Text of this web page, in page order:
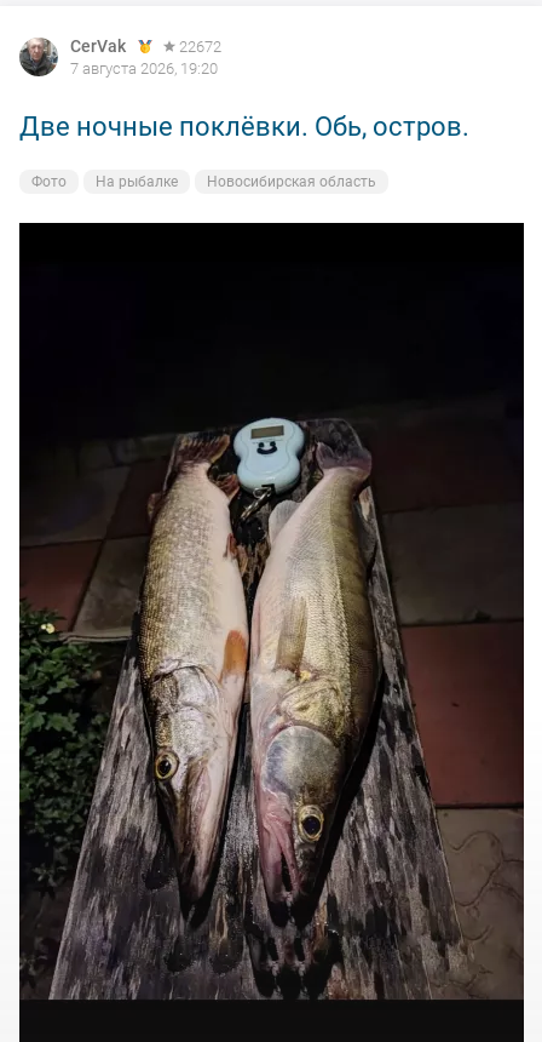
CerVak
22672
7 августа 2026, 19:20
Две ночные поклёвки. Обь, остров.
Фото На рыбалке Новосибирская область